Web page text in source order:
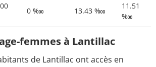
0 ‱ 13.43 ‱
11.51
‱
femmes à Lantillac
de Lantillac ont accès en